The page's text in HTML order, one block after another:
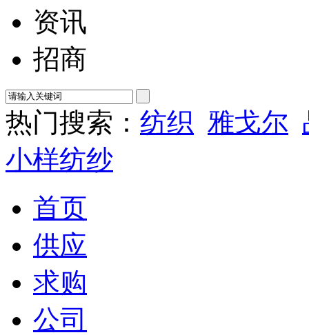
资讯
招商
热门搜索： 纺织 雅戈尔
小样纺纱
首页
供应
求购
公司